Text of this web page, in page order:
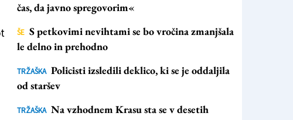
čas, da javno spregovorim«
ŠE S petkovimi nevihtami se bo vročina zmanjšala
le delno in prehodno
TRŽAŠKA Policisti izsledili deklico, ki se je oddaljila
od staršev
TRŽAŠKA Na vzhodnem Krasu sta se v desetih